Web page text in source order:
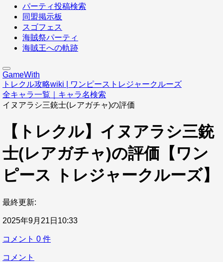
パーティ投稿検索
同盟掲示板
スゴフェス
海賊祭パーティ
海賊王への軌跡
GameWith
トレクル攻略wiki | ワンピーストレジャークルーズ
全キャラ一覧｜キャラ名検索
イヌアラシ三銃士(レアガチャ)の評価
【トレクル】イヌアラシ三銃
士(レアガチャ)の評価【ワン
ピース トレジャークルーズ】
最終更新:
2025年9月21日10:33
コメント 0 件
コメント